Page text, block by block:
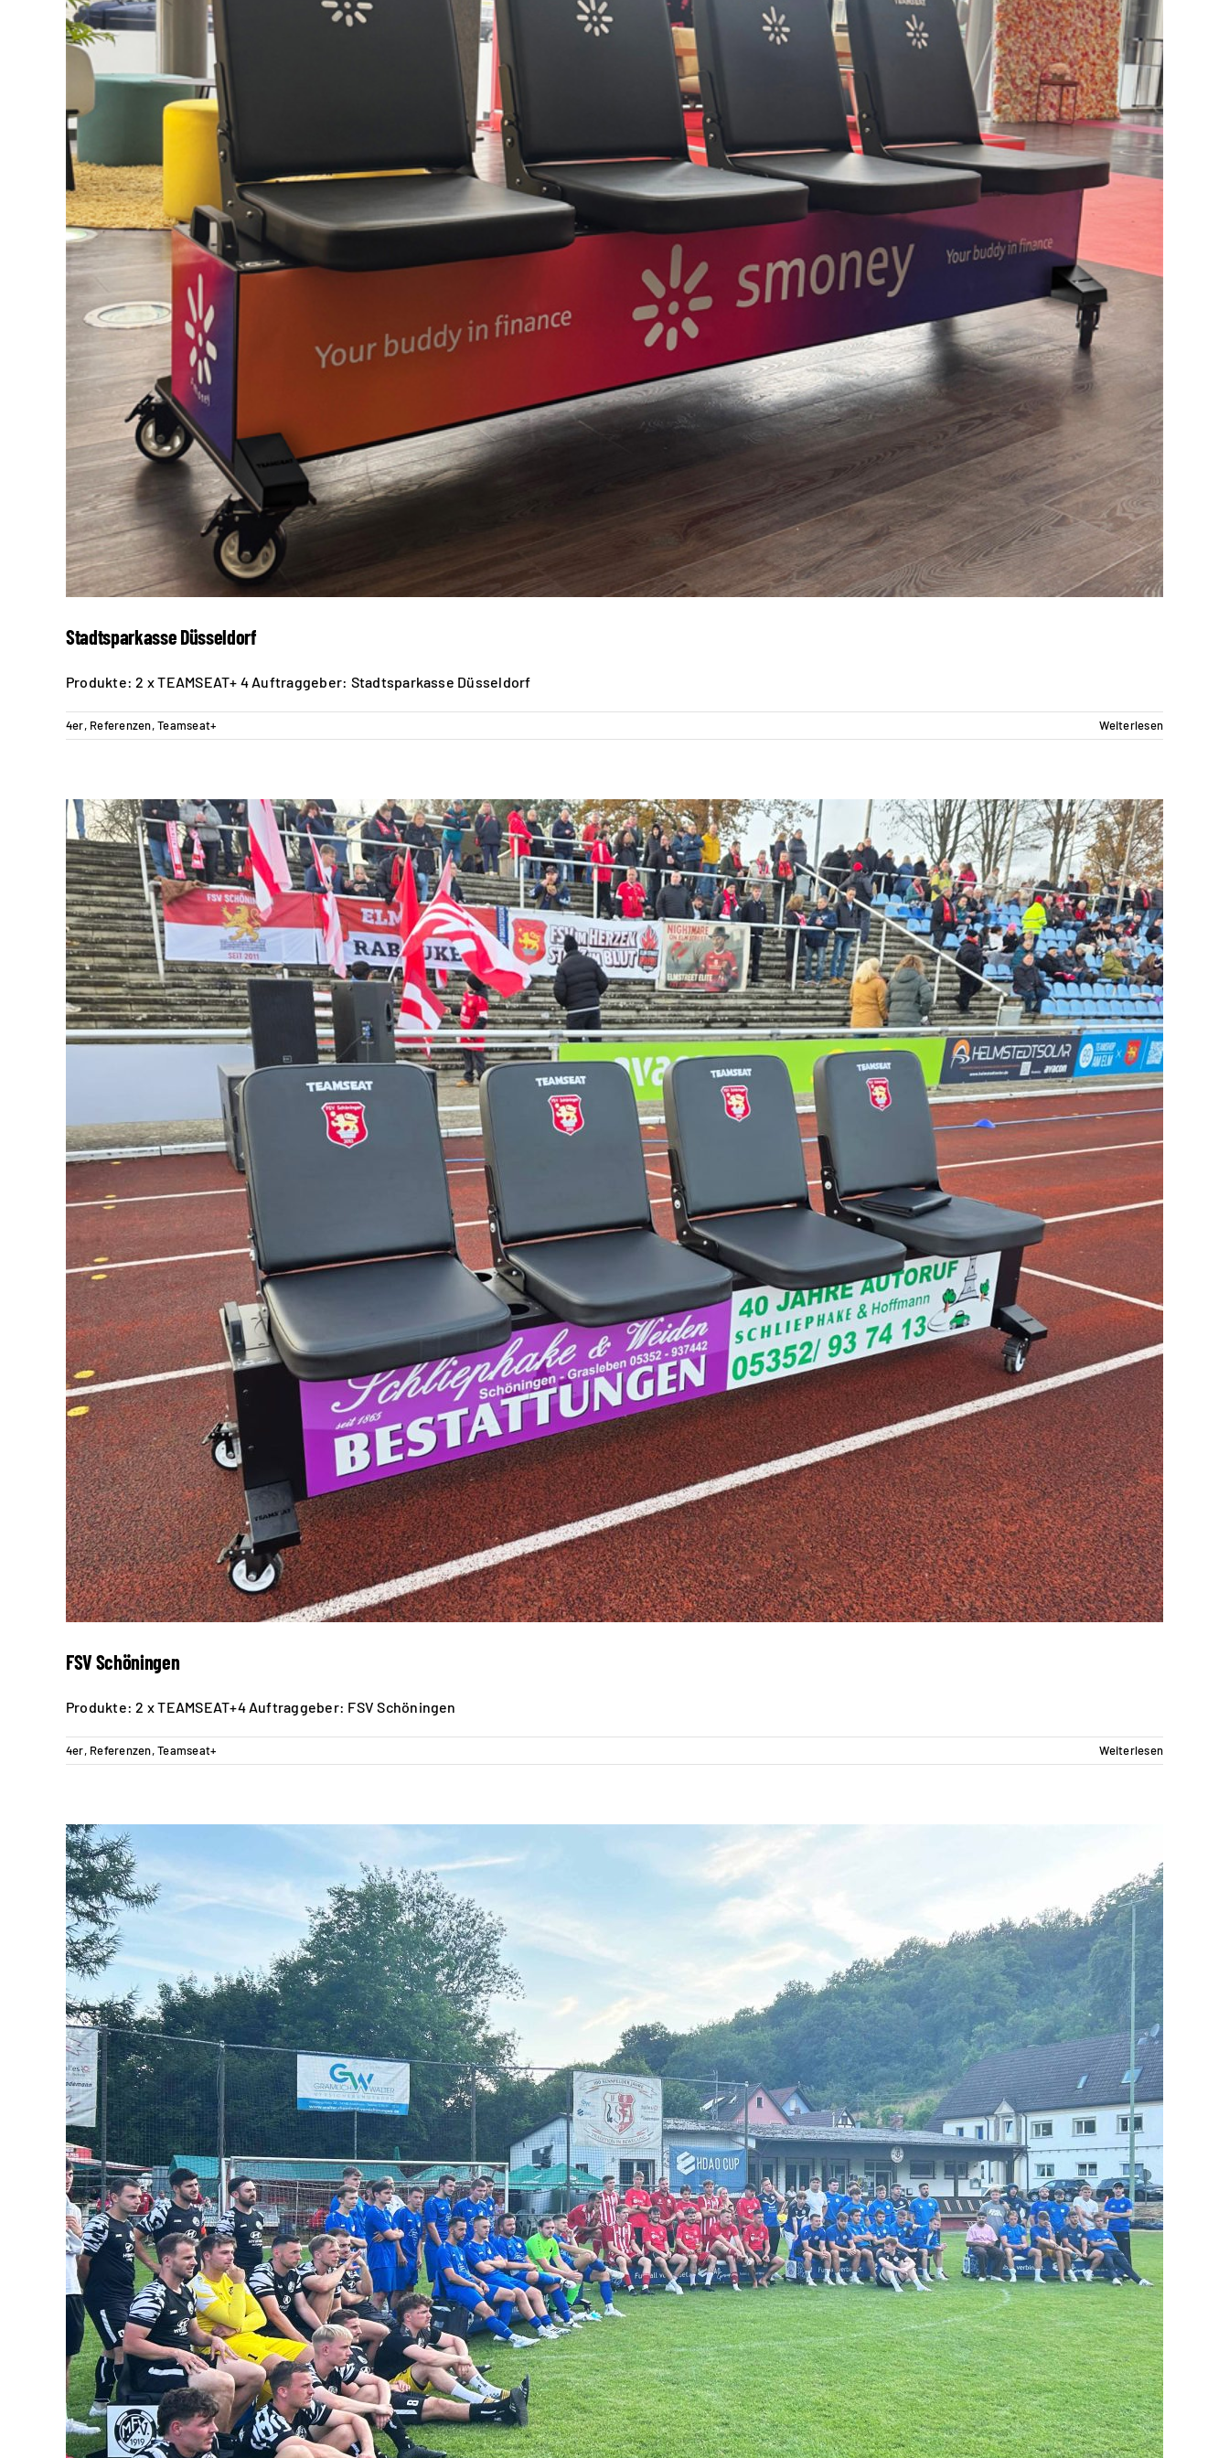
Stadtsparkasse Düsseldorf
Produkte: 2 x TEAMSEAT+ 4 Auftraggeber: Stadtsparkasse Düsseldorf
4er, Referenzen,Teamseat+ Weiterlesen
FSV Schöningen
Produkte: 2 x TEAMSEAT+4 Auftraggeber: FSV Schöningen
4er, Referenzen,Teamseat+ Weiterlesen